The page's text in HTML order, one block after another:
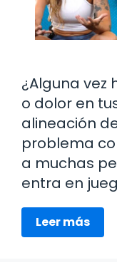
¿Alguna vez
o dolor en
alineación
problema
a muchas
entra en
Leer más